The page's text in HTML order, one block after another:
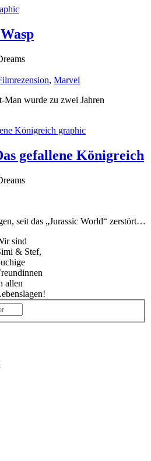
, Marvel
wurde zu zwei Jahren
gefallene Königreich
seit das „Jurassic World“ zerstört…
sind
& Stef,
allen